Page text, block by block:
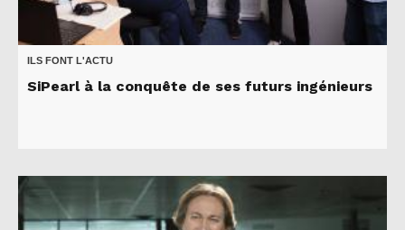
ILS FONT L'ACTU
SiPearl à la conquête de ses futurs ingénieurs